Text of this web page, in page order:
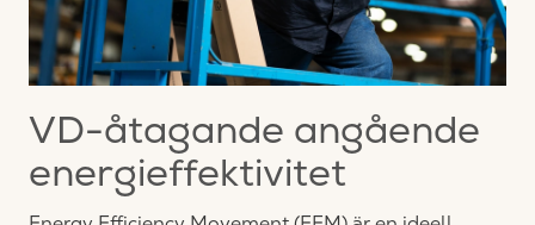
VD-åtagande angående
energieffektivitet